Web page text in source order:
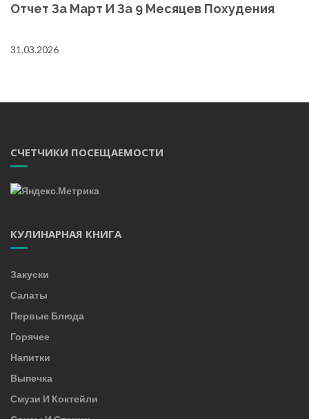
Отчет За Март И За 9 Месяцев Похудения
31.03.2026
СЧЕТЧИКИ ПОСЕЩАЕМОСТИ
КУЛИНАРНАЯ КНИГА
Закуски
Салаты
Первые Блюда
Горячее
Напитки
Выпечка
Смузи И Коктейли